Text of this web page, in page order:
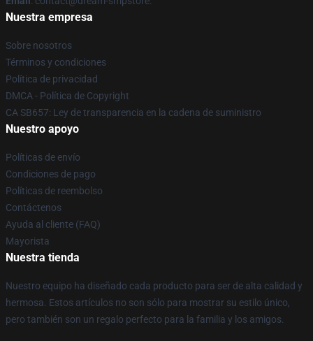
Nuestra empresa
Sobre nosotros
Términos y condiciones
Política de privacidad
DMCA - Política de Copyright
CA SB657: Ley de transparencia en la cadena de suministro
Nuestro apoyo
Políticas de envío
Condiciones de pago
Políticas de reembolso
Contáctenos
Ayuda al cliente (FAQ)
Mayorista
Nuestra tienda
Nuestro equipo ha diseñado cada producto para ser de alta calidad y
hermosa. Estos artículos no son sólo para mostrar su estilo único,
pero también son un regalo perfecto para la familia y los amigos.